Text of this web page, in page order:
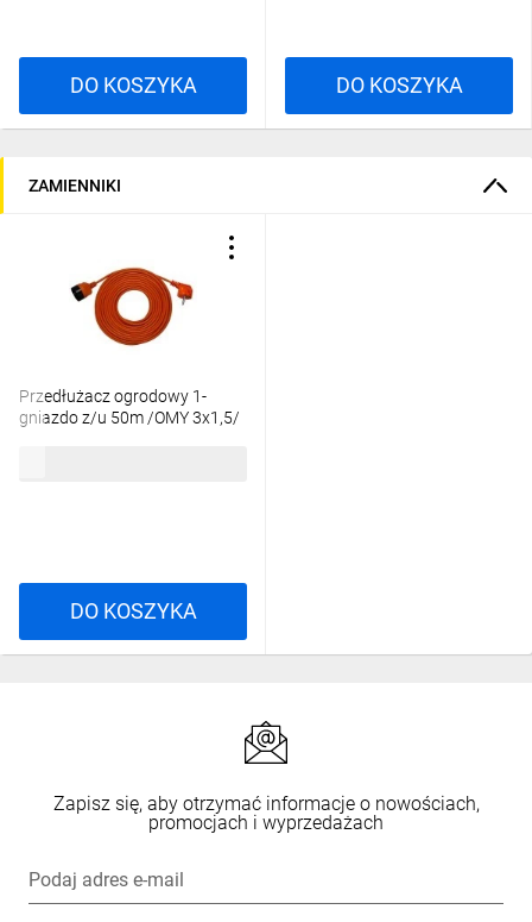
DO KOSZYKA DO KOSZYKA
ZAMIENNIKI
Przedłużacz ogrodowy 1-
gniazdo z/u 50m /OMY 3x1,5/
DO KOSZYKA
Zapisz się, aby otrzymać informacje o nowościach,
promocjach i wyprzedażach
Podaj adres e-mail